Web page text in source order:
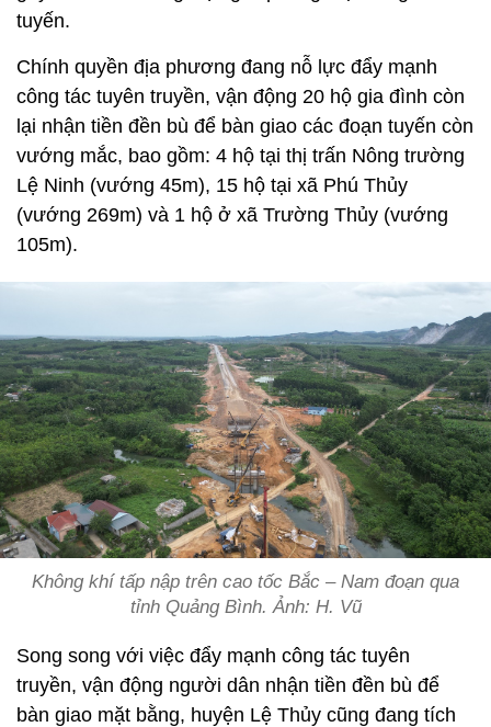
tuyến.
Chính quyền địa phương đang nỗ lực đẩy mạnh
công tác tuyên truyền, vận động 20 hộ gia đình còn
lại nhận tiền đền bù để bàn giao các đoạn tuyến còn
vướng mắc, bao gồm: 4 hộ tại thị trấn Nông trường
Lệ Ninh (vướng 45m), 15 hộ tại xã Phú Thủy
(vướng 269m) và 1 hộ ở xã Trường Thủy (vướng
105m).
Không khí tấp nập trên cao tốc Bắc – Nam đoạn qua
tỉnh Quảng Bình. Ảnh: H. Vũ
Song song với việc đẩy mạnh công tác tuyên
truyền, vận động người dân nhận tiền đền bù để
bàn giao mặt bằng, huyện Lệ Thủy cũng đang tích